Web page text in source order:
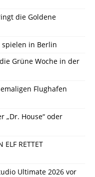
die Goldene
spielen in Berlin
Grüne Woche in der
Flughafen
„Dr. House“ oder
RETTET
Ultimate 2026 vor